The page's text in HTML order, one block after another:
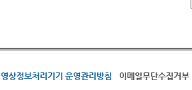
영상정보처리기기 운영관리방침 이메일무단수집거부